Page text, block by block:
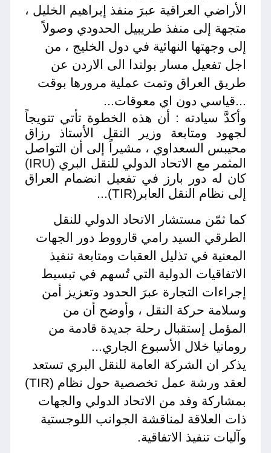
الأراضي العراقية عبرَ منفذ إبراهيم الخليل ،
متجهة إلى منفذ طريبيل الحدودي وصولاً
إلى وجهتها النهائية في دول الخليج ، من
اجل تفعيل مسار بولندا الى الاردن عن
طريق العراق وتمت عملية مرورها بوقت
قياسي دون اي معوقات......
وأكدَّ سيادته : أن هذه الخطوة تأتي تتويجاً
لجهود ومتابعة وزير النقل الأستاذ رزاق
محيبس السعداوي ، مشيراً إلى أن التواصل
المثمر مع الاتحاد الدولي للنقل البري
(IRU)
كان له دور بارز في تفعيل انضمام العراق
إلى نظام النقل العابر(TIR)...
كما ثمّن مستشار الاتحاد الدولي للنقل
الطرقي السيد رامي قارووط دور الجهات
المعنية في تذليل العقبات ومتابعة تنفيذ
الاتفاقيات الدولية التي تُسهم في تبسيط
إجراءات التجارة عبرَ الحدود وتعزيز أمن
وسلامة حركة النقل ، وأوضح أن من
المؤمل إستقبال رحلة جديدة قادمة من
رومانيا خلال الأسبوع الجاري...
يذكر ان الشركة العامة للنقل البري تستعد
لعقد ورشة عمل تخصصية حول نظام (TIR)
بمشاركة وفد من الاتحاد الدولي والجهات
ذات العلاقة لمناقشة الجوانب اللوجستية
وآليات تنفيذ الاتفاقية.